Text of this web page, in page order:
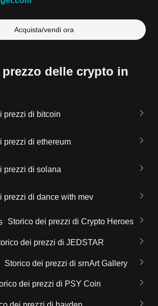
Acquista/vendi ora
delle crypto in
prezzi di bitcoin
prezzi di ethereum
prezzi di solana
prezzi di dance with mev
Storico dei prezzi di Crypto Heroes
dei prezzi di JEDSTAR
Storico dei prezzi di srnArt Gallery
dei prezzi di PSY Coin